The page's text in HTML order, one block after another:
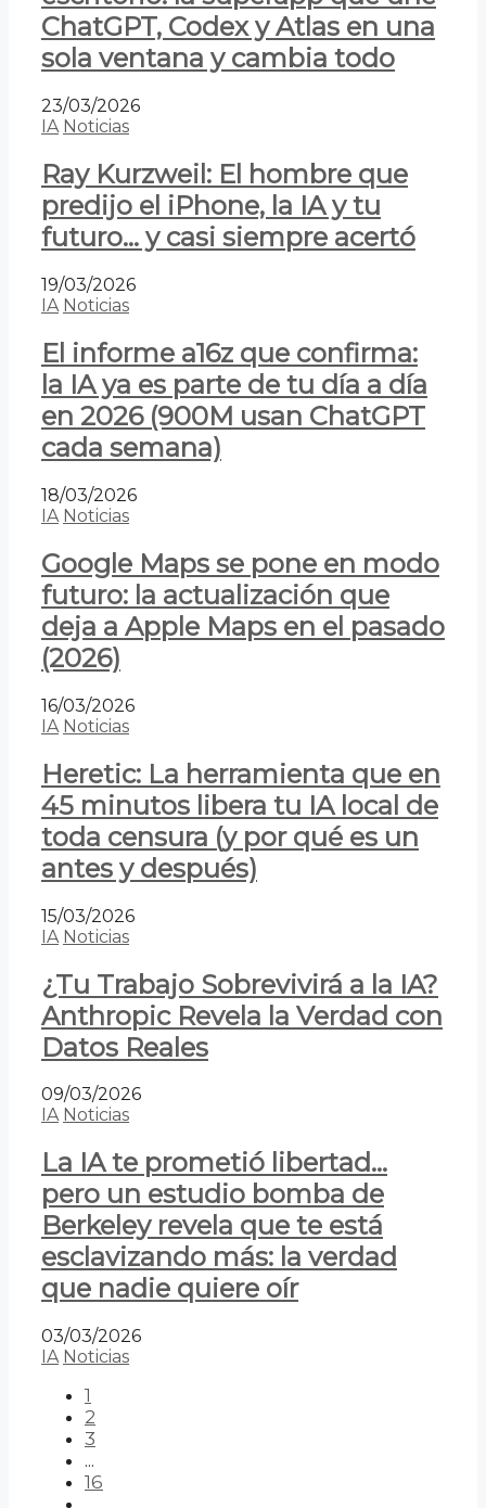
ChatGPT, Codex y Atlas en una
sola ventana y cambia todo
23/03/2026
IA Noticias
Ray Kurzweil: El hombre que
predijo el iPhone, la IA y tu
futuro… y casi siempre acertó
19/03/2026
IA Noticias
El informe a16z que confirma:
la IA ya es parte de tu día a día
en 2026 (900M usan ChatGPT
cada semana)
18/03/2026
IA Noticias
Google Maps se pone en modo
futuro: la actualización que
deja a Apple Maps en el pasado
(2026)
16/03/2026
IA Noticias
Heretic: La herramienta que en
45 minutos libera tu IA local de
toda censura (y por qué es un
antes y después)
15/03/2026
IA Noticias
¿Tu Trabajo Sobrevivirá a la IA?
Anthropic Revela la Verdad con
Datos Reales
09/03/2026
IA Noticias
La IA te prometió libertad…
pero un estudio bomba de
Berkeley revela que te está
esclavizando más: la verdad
que nadie quiere oír
03/03/2026
IA Noticias
1
2
3
...
16